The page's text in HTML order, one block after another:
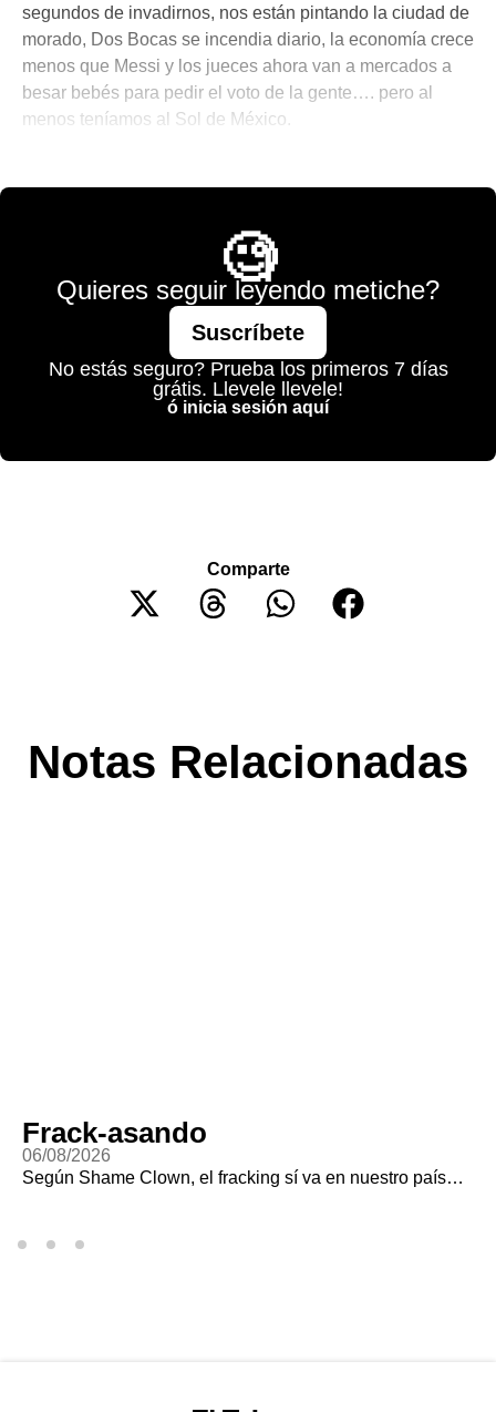
segundos de invadirnos, nos están pintando la ciudad de
morado, Dos Bocas se incendia diario, la economía crece
menos que Messi y los jueces ahora van a mercados a
besar bebés para pedir el voto de la gente…. pero al
menos teníamos al Sol de México.
🧐
Quieres seguir leyendo metiche?
Suscríbete
No estás seguro? Prueba los primeros 7 días
grátis. Llevele llevele!
ó inicia sesión aquí
Comparte
Notas Relacionadas
Frack-asando
06/08/2026
Según Shame Clown, el fracking sí va en nuestro país…